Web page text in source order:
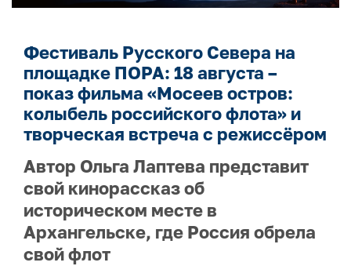
Фестиваль Русского Севера на
площадке ПОРА: 18 августа –
показ фильма «Мосеев остров:
колыбель российского флота» и
творческая встреча с режиссёром
Автор Ольга Лаптева представит
свой кинорассказ об
историческом месте в
Архангельске, где Россия обрела
свой флот